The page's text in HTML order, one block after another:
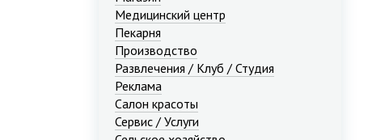
Медицинский центр
Пекарня
Производство
Развлечения / Клуб / Студия
Реклама
Салон красоты
Сервис / Услуги